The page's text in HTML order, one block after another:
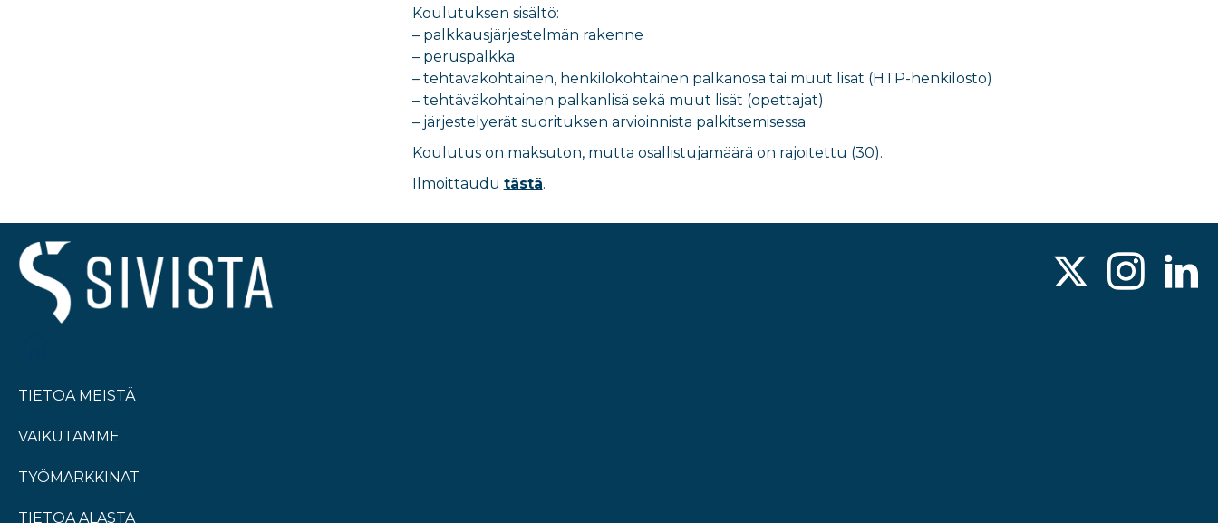
Koulutuksen sisältö:
– palkkausjärjestelmän rakenne
– peruspalkka
– tehtäväkohtainen, henkilökohtainen palkanosa tai muut lisät (HTP-henkilöstö)
– tehtäväkohtainen palkanlisä sekä muut lisät (opettajat)
– järjestelyerät suorituksen arvioinnista palkitsemisessa
Koulutus on maksuton, mutta osallistujamäärä on rajoitettu (30).
Ilmoittaudu tästä.
TIETOA MEISTÄ
VAIKUTAMME
TYÖMARKKINAT
TIETOA ALASTA